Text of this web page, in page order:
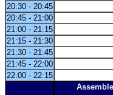
20:30 - 20:45
20:45 - 21:00
21:00 - 21:15
21:15 - 21:30
21:30 - 21:45
21:45 - 22:00
22:00 - 22:15